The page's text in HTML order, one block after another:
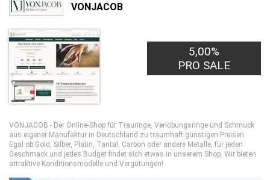
VONJACOB
5,00%
PRO SALE
VONJACOB - Der Online-Shop für Trauringe, Verlobungsringe und Schmuck
aus eigener Manufaktur in Deutschland zu traumhaft günstigen Preisen.
Egal ob Gold, Silber, Platin, Tantal, Carbon oder andere Metalle, für jeden
Geschmack und jedes Budget findet sich etwas in unserem Shop. Wir bieten
attraktive Konditionsmodelle und Vergütungen!